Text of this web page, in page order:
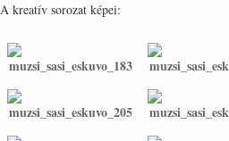
A kreatív sorozat képei: